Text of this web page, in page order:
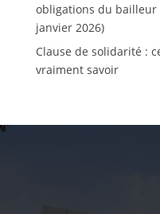
obligations du bailleur
janvier 2026)
Clause de solidarité :
vraiment savoir